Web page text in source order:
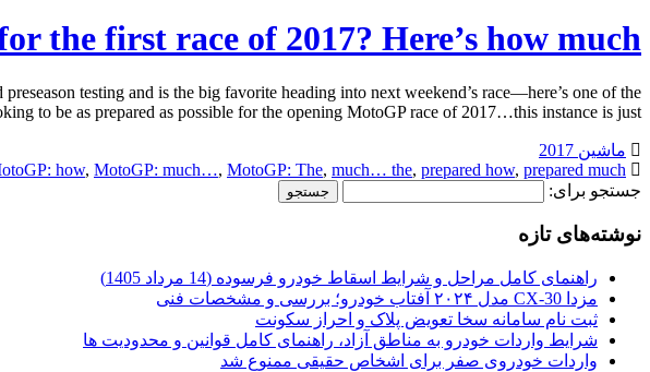
the first race of 2017? Here’s how much…
testing and is the big favorite heading into next weekend’s race—here’s one of the
to be as prepared as possible for the opening MotoGP race of 2017…this instance is just […]
ماشین 2017
how, MotoGP: much…, MotoGP: The, much… the, prepared how, prepared much…
جستجو برای:
نوشته‌های تازه
راهنمای کامل مراحل و شرایط اسقاط خودرو فرسوده (14 مرداد 1405)
مزدا CX-30 مدل ۲۰۲۴ آفتاب خودرو؛ بررسی و مشخصات فنی
ثبت نام سامانه سخا تعویض پلاک و احراز سکونت
شرایط واردات خودرو به مناطق آزاد، راهنمای کامل قوانین و محدودیت ها
واردات خودروی صفر برای اشخاص حقیقی ممنوع شد